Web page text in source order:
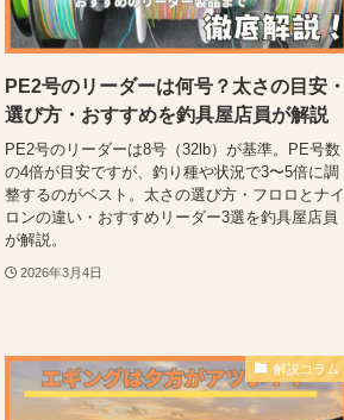
PE2号のリーダーは何号？太さの目安・
選び方・おすすめを釣具屋店員が解説
PE2号のリーダーは8号（32lb）が基準。PE号数
の4倍が目安ですが、釣り種や状況で3〜5倍に調
整するのがベスト。太さの選び方・フロロとナイ
ロンの違い・おすすめリーダー3選を釣具屋店員
が解説。
2026年3月4日
解説コラム